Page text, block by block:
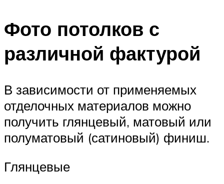
Фото потолков с
различной фактурой
В зависимости от применяемых
отделочных материалов можно
получить глянцевый, матовый или
полуматовый (сатиновый) финиш.
Глянцевые